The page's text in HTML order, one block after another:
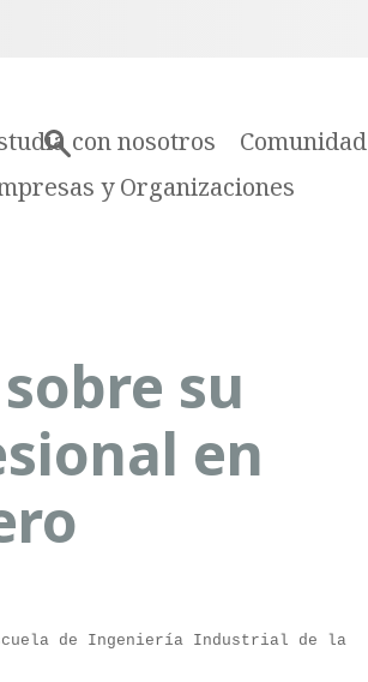
con nosotros Comunidad
y Organizaciones
su
en
de Ingeniería Industrial de la